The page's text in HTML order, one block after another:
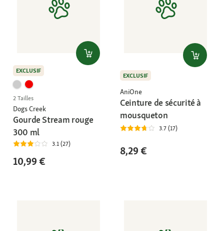
EXCLUSIF
2 Tailles
Dogs Creek
Gourde Stream rouge
300 ml
3.1 (27)
10,99 €
EXCLUSIF
AniOne
Ceinture de sécurité à
mousqueton
3.7 (17)
8,29 €